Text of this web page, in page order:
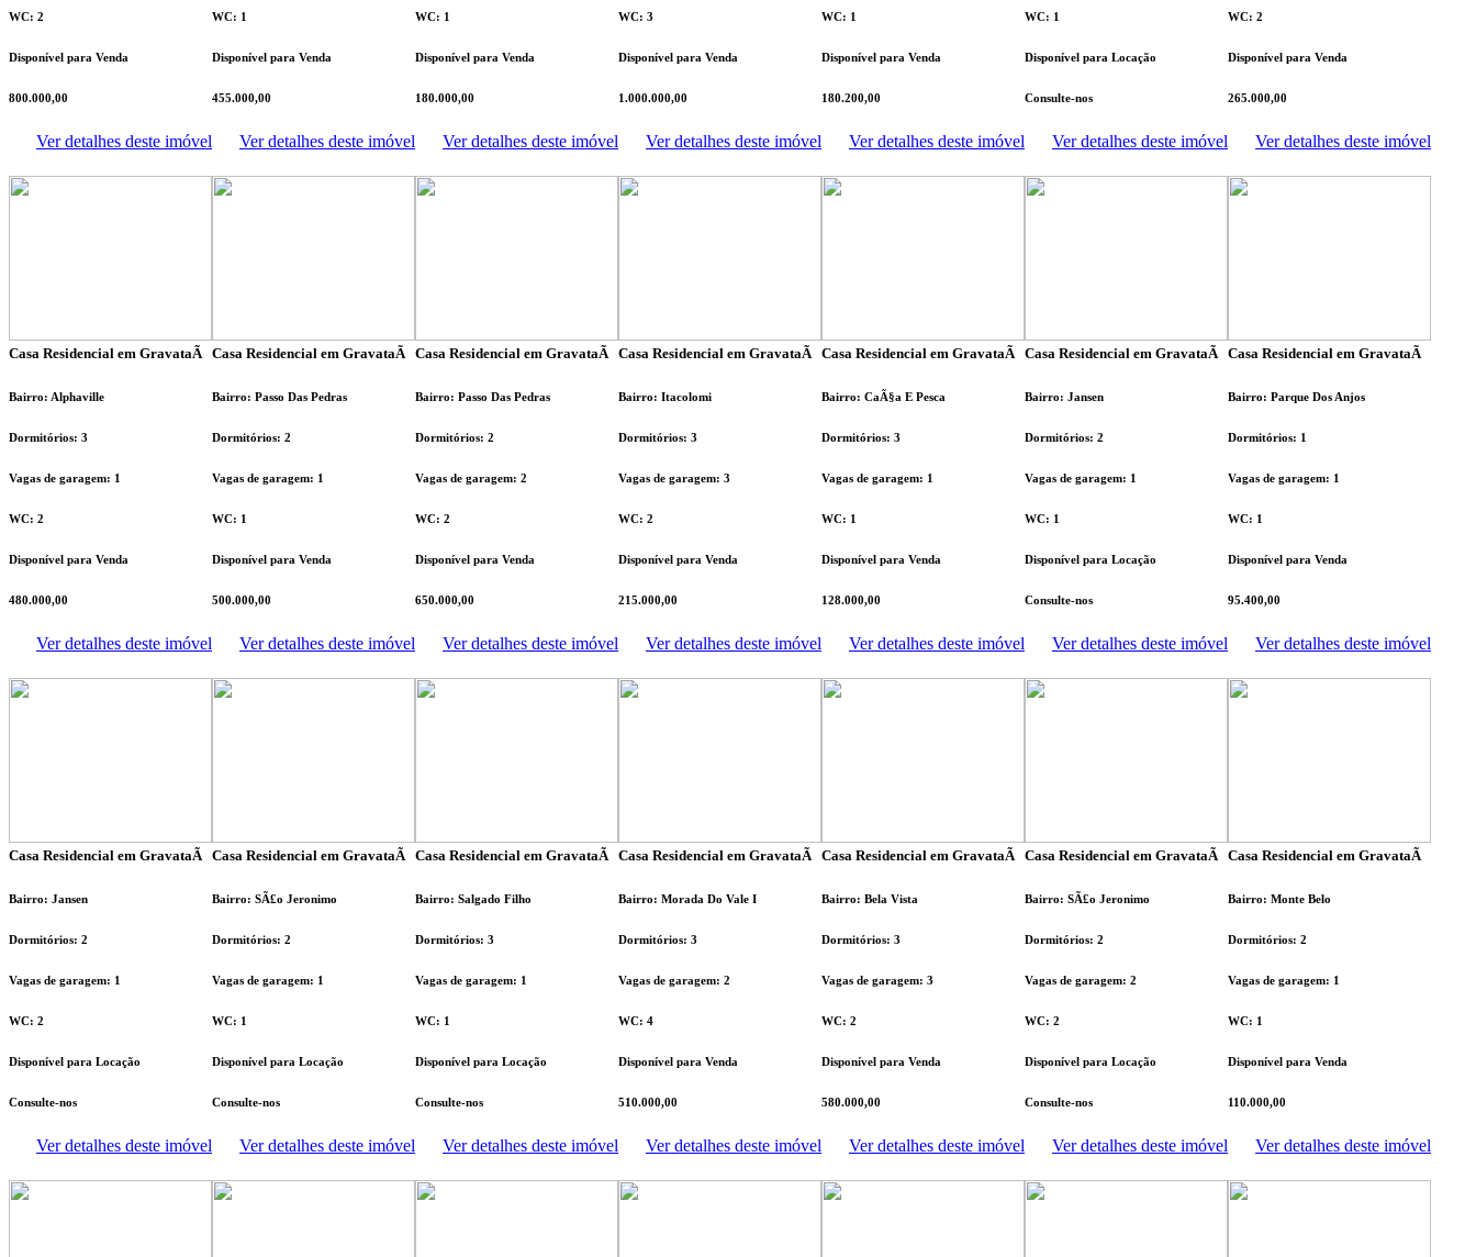
WC: 2
Disponível para Venda
800.000,00
Ver detalhes deste imóvel
WC: 1
Disponível para Venda
455.000,00
Ver detalhes deste imóvel
WC: 1
Disponível para Venda
180.000,00
Ver detalhes deste imóvel
WC: 3
Disponível para Venda
1.000.000,00
Ver detalhes deste imóvel
WC: 1
Disponível para Venda
180.200,00
Ver detalhes deste imóvel
WC: 1
Disponível para Locação
Consulte-nos
Ver detalhes deste imóvel
WC: 2
Disponível para Venda
265.000,00
Ver detalhes deste imóvel
Casa Residencial em GravataÃ­
Bairro: Alphaville
Dormitórios: 3
Vagas de garagem: 1
WC: 2
Disponível para Venda
480.000,00
Ver detalhes deste imóvel
Casa Residencial em GravataÃ­
Bairro: Passo Das Pedras
Dormitórios: 2
Vagas de garagem: 1
WC: 1
Disponível para Venda
500.000,00
Ver detalhes deste imóvel
Casa Residencial em GravataÃ­
Bairro: Passo Das Pedras
Dormitórios: 2
Vagas de garagem: 2
WC: 2
Disponível para Venda
650.000,00
Ver detalhes deste imóvel
Casa Residencial em GravataÃ­
Bairro: Itacolomi
Dormitórios: 3
Vagas de garagem: 3
WC: 2
Disponível para Venda
215.000,00
Ver detalhes deste imóvel
Casa Residencial em GravataÃ­
Bairro: CaÃ§a E Pesca
Dormitórios: 3
Vagas de garagem: 1
WC: 1
Disponível para Venda
128.000,00
Ver detalhes deste imóvel
Casa Residencial em GravataÃ­
Bairro: Jansen
Dormitórios: 2
Vagas de garagem: 1
WC: 1
Disponível para Locação
Consulte-nos
Ver detalhes deste imóvel
Casa Residencial em GravataÃ­
Bairro: Parque Dos Anjos
Dormitórios: 1
Vagas de garagem: 1
WC: 1
Disponível para Venda
95.400,00
Ver detalhes deste imóvel
Casa Residencial em GravataÃ­
Bairro: Jansen
Dormitórios: 2
Vagas de garagem: 1
WC: 2
Disponível para Locação
Consulte-nos
Ver detalhes deste imóvel
Casa Residencial em GravataÃ­
Bairro: SÃ£o Jeronimo
Dormitórios: 2
Vagas de garagem: 1
WC: 1
Disponível para Locação
Consulte-nos
Ver detalhes deste imóvel
Casa Residencial em GravataÃ­
Bairro: Salgado Filho
Dormitórios: 3
Vagas de garagem: 1
WC: 1
Disponível para Locação
Consulte-nos
Ver detalhes deste imóvel
Casa Residencial em GravataÃ­
Bairro: Morada Do Vale I
Dormitórios: 3
Vagas de garagem: 2
WC: 4
Disponível para Venda
510.000,00
Ver detalhes deste imóvel
Casa Residencial em GravataÃ­
Bairro: Bela Vista
Dormitórios: 3
Vagas de garagem: 3
WC: 2
Disponível para Venda
580.000,00
Ver detalhes deste imóvel
Casa Residencial em GravataÃ­
Bairro: SÃ£o Jeronimo
Dormitórios: 2
Vagas de garagem: 2
WC: 2
Disponível para Locação
Consulte-nos
Ver detalhes deste imóvel
Casa Residencial em GravataÃ­
Bairro: Monte Belo
Dormitórios: 2
Vagas de garagem: 1
WC: 1
Disponível para Venda
110.000,00
Ver detalhes deste imóvel